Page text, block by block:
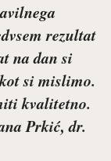
rezultat
na dan si
si mislimo.
kvalitetno.
Prkić,dr.